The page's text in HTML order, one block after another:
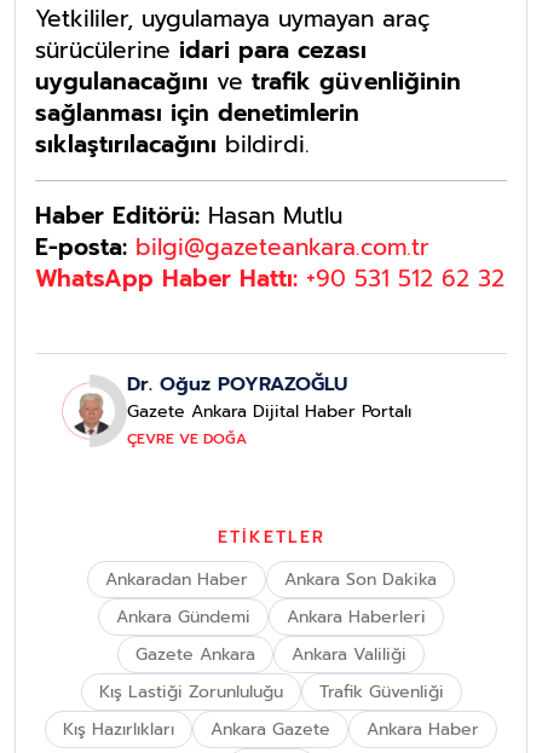
Yetkililer, uygulamaya uymayan araç
sürücülerine idari para cezası
uygulanacağını ve trafik güvenliğinin
sağlanması için denetimlerin
sıklaştırılacağını bildirdi.
Haber Editörü: Hasan Mutlu
E-posta: bilgi@gazeteankara.com.tr
WhatsApp Haber Hattı: +90 531 512 62 32
Dr. Oğuz POYRAZOĞLU
Gazete Ankara Dijital Haber Portalı
ÇEVRE VE DOĞA
ETİKETLER
Ankaradan Haber
Ankara Son Dakika
Ankara Gündemi
Ankara Haberleri
Gazete Ankara
Ankara Valiliği
Kış Lastiği Zorunluluğu
Trafik Güvenliği
Kış Hazırlıkları
Ankara Gazete
Ankara Haber